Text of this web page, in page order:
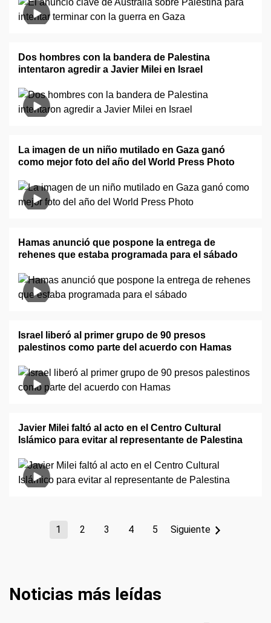
Dos hombres con la bandera de Palestina
intentaron agredir a Javier Milei en Israel
La imagen de un niño mutilado en Gaza ganó
como mejor foto del año del World Press Photo
Hamas anunció que pospone la entrega de
rehenes que estaba programada para el sábado
Israel liberó al primer grupo de 90 presos
palestinos como parte del acuerdo con Hamas
Javier Milei faltó al acto en el Centro Cultural
Islámico para evitar al representante de Palestina
1 2 3 4 5 Siguiente
Noticias más leídas